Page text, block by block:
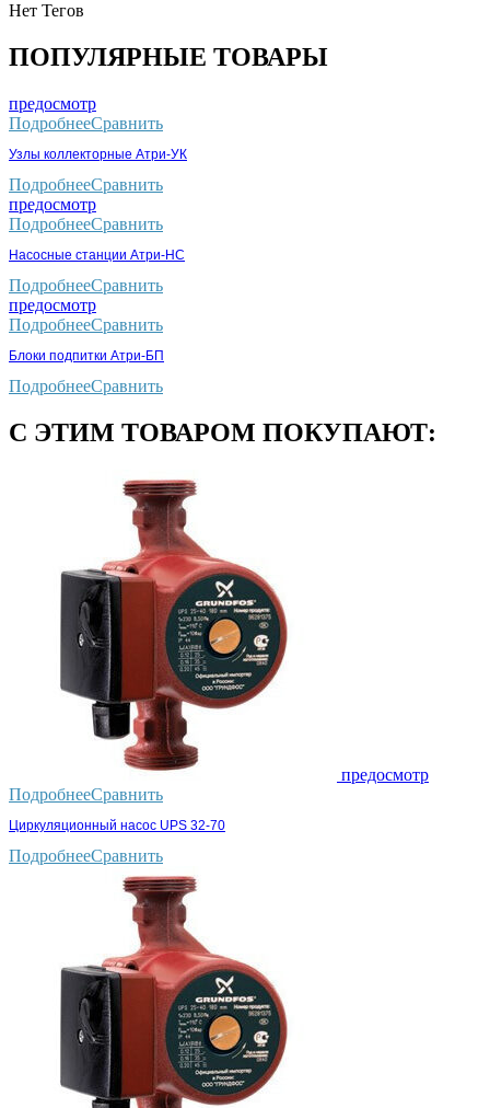
Нет Тегов
ПОПУЛЯРНЫЕ ТОВАРЫ
предосмотр
ПодробнееСравнить
Узлы коллекторные Атри-УК
ПодробнееСравнить
предосмотр
ПодробнееСравнить
Насосные станции Атри-НС
ПодробнееСравнить
предосмотр
ПодробнееСравнить
Блоки подпитки Атри-БП
ПодробнееСравнить
С ЭТИМ ТОВАРОМ ПОКУПАЮТ:
предосмотр
ПодробнееСравнить
Циркуляционный насос UPS 32-70
ПодробнееСравнить